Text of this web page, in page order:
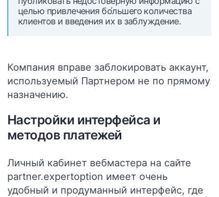
целью привлечения бо́льшего количества
клиентов и введения их в заблуждение.
Компания вправе заблокировать аккаунт,
используемый Партнером не по прямому
назначению.
Настройки интерфейса и
методов платежей
Личный кабинет вебмастера на сайте
partner.expertoption имеет очень
удобный и продуманный интерфейс, где